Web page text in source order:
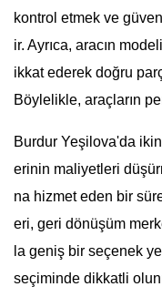
kontrol etmek ve
ir. Ayrıca, aracın
ikkat ederek doğru
Böylelikle, araçların
Burdur Yeşilova'da
erinin maliyetleri
na hizmet eden bir
eri, geri dönüşüm
la geniş bir seçenek
seçiminde dikkatli